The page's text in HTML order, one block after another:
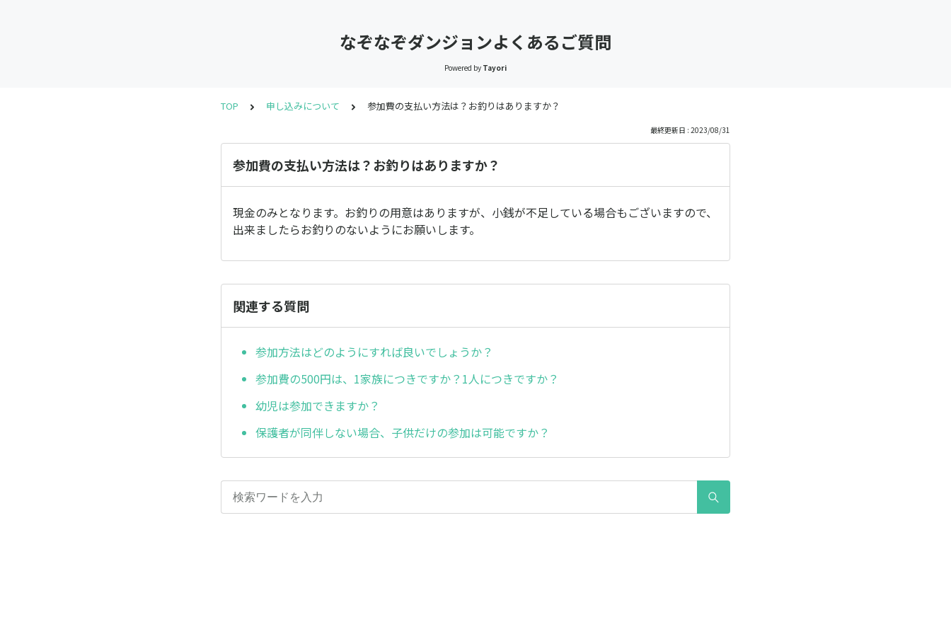
なぞなぞダンジョンよくあるご質問
Powered by Tayori
TOP 申し込みについて 参加費の支払い方法は？お釣りはありますか？
最終更新日 : 2023/08/31
参加費の支払い方法は？お釣りはありますか？
現金のみとなります。お釣りの用意はありますが、小銭が不足している場合もございますので、
出来ましたらお釣りのないようにお願いします。
関連する質問
参加方法はどのようにすれば良いでしょうか？
参加費の500円は、1家族につきですか？1人につきですか？
幼児は参加できますか？
保護者が同伴しない場合、子供だけの参加は可能ですか？